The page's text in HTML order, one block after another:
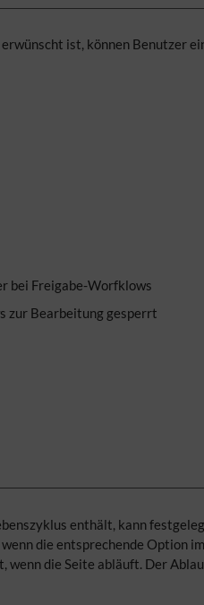
ist, können Benutzer
bei Freigabe-Worfklows
zur Bearbeitung gesperrt
enthält, kann
die entsprechende Option im
die Seite abläuft. Der